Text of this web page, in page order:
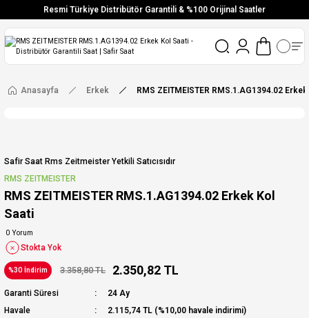
Resmi Türkiye Distribütör Garantili & %100 Orijinal Saatler
Vade Farksız 6 Taksit
Aynı Gün Stoktan Gönderim
Ücretsiz Kargo
Anasayfa Erkek RMS ZEITMEISTER RMS.1.AG1394.02
Safir Saat Rms Zeitmeister Yetkili Satıcısıdır
RMS ZEITMEISTER
RMS ZEITMEISTER RMS.1.AG1394.02 Erkek Kol
Saati
0 Yorum
Stokta Yok
%30 İndirim 3.358,80 TL 2.350,82 TL
Garanti Süresi
24 Ay
Havale
2.115,74 TL (%10,00 havale indirimi)